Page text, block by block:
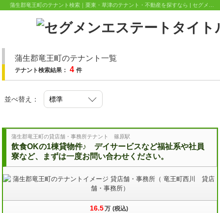
蒲生郡竜王町のテナント一覧
テナント検索結果： 4 件
並べ替え：
蒲生郡竜王町の貸店舗・事務所テナント 篠原駅
飲食OKの1棟貸物件♪ デイサービスなど福祉系や社員
寮など、まずは一度お問い合わせください。
16.5万 (税込)